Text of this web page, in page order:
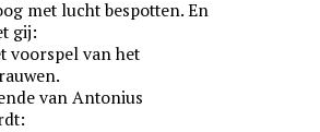
met lucht bespotten. En
gij:
voorspel van het
van Antonius